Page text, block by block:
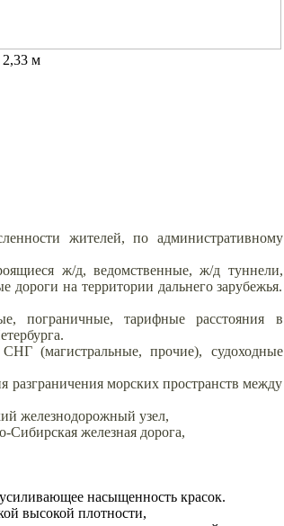
2,33 м
жителей, по административному
ж/д, ведомственные, ж/д туннели,
на территории дальнего зарубежья.
пограничные, тарифные расстояния в
(магистральные, прочие), судоходные
разграничения морских пространств между
железнодорожный узел,
железная дорога,
насыщенность красок.
высокой плотности,